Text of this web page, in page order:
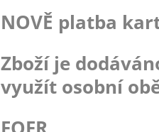
NOVĚ platba
Zboží je
využít osobní